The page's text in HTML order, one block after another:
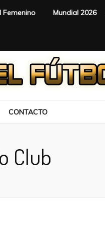
Femenino Mundial 2026
CONTACTO
Club